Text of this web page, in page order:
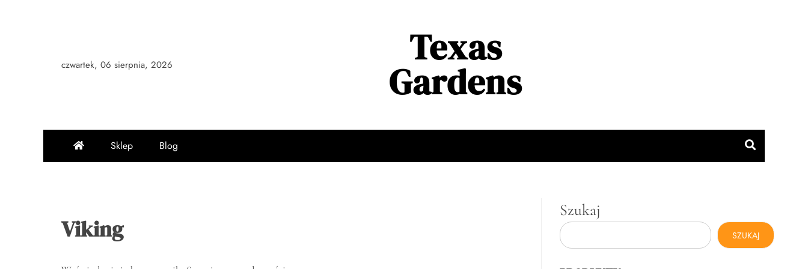
czwartek, 06 sierpnia, 2026
Texas
Gardens
Sklep Blog
Viking
Szukaj
SZUKAJ